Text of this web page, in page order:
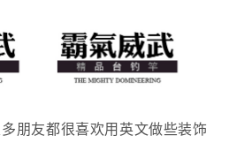
朋友都很喜欢用英文做些装饰